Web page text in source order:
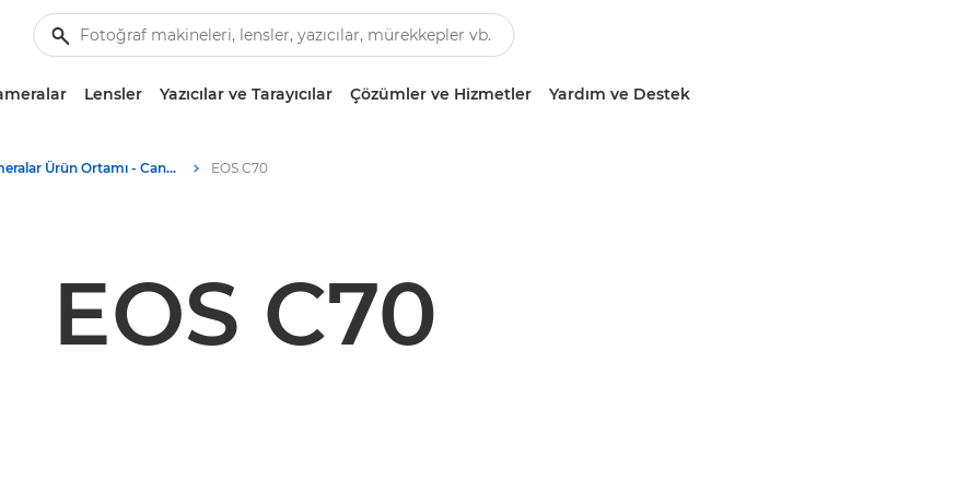
Lensler Yazıcılar ve Tarayıcılar Çözümler ve Hizmetler Yardım ve Destek
Kameralar Ürün Ortamı - Canon Basın Merkezi EOS C70
EOS C70